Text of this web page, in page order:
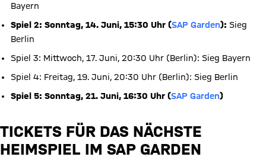
Bayern
Spiel 2: Sonntag, 14. Juni, 15:30 Uhr (SAP Garden): Sieg
Berlin
Spiel 3: Mittwoch, 17. Juni, 20:30 Uhr (Berlin): Sieg Bayern
Spiel 4: Freitag, 19. Juni, 20:30 Uhr (Berlin): Sieg Berlin
Spiel 5: Sonntag, 21. Juni, 16:30 Uhr (SAP Garden)
TICKETS FÜR DAS NÄCHSTE
HEIMSPIEL IM SAP GARDEN